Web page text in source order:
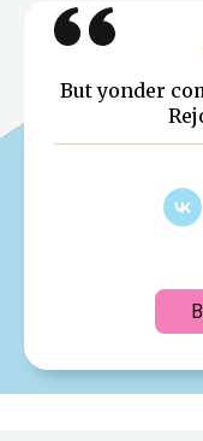
But yonder